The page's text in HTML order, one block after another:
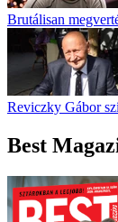
Brutálisan
Reviczky Gábor
Best